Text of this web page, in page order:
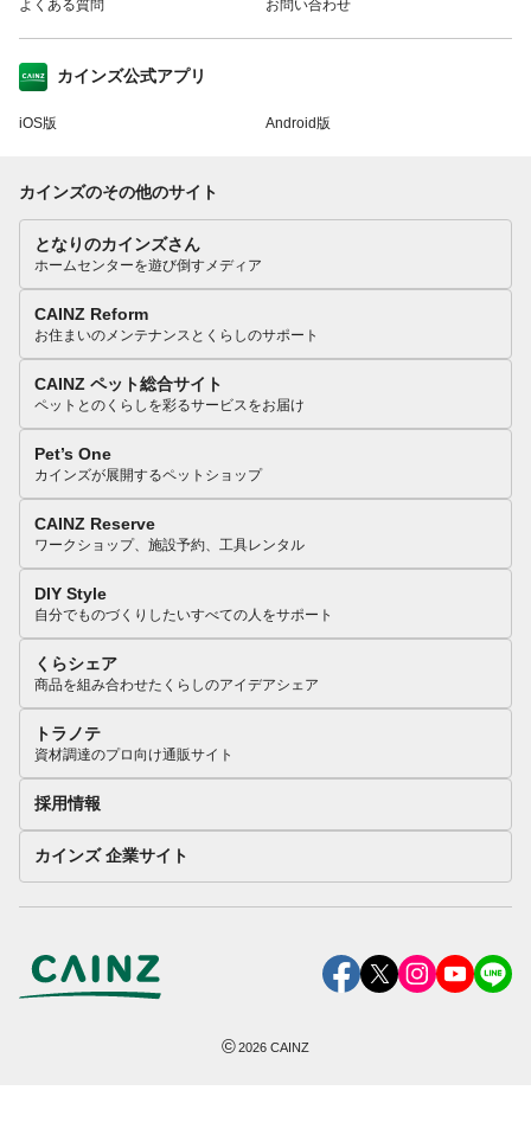
よくある質問
お問い合わせ
カインズ公式アプリ
iOS版 Android版
カインズのその他のサイト
となりのカインズさん
ホームセンターを遊び倒すメディア
CAINZ Reform
お住まいのメンテナンスとくらしのサポート
CAINZ ペット総合サイト
ペットとのくらしを彩るサービスをお届け
Pet’s One
カインズが展開するペットショップ
CAINZ Reserve
ワークショップ、施設予約、工具レンタル
DIY Style
自分でものづくりしたいすべての人をサポート
くらシェア
商品を組み合わせたくらしのアイデアシェア
トラノテ
資材調達のプロ向け通販サイト
採用情報
カインズ 企業サイト
©2026 CAINZ